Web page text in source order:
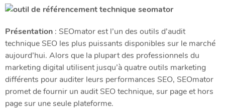
Présentation : SEOmator est l’un des outils d’audit
technique SEO les plus puissants disponibles sur le marché
aujourd’hui. Alors que la plupart des professionnels du
marketing digital utilisent jusqu’à quatre outils marketing
différents pour auditer leurs performances SEO, SEOmator
promet de fournir un audit SEO technique, sur page et hors
page sur une seule plateforme.